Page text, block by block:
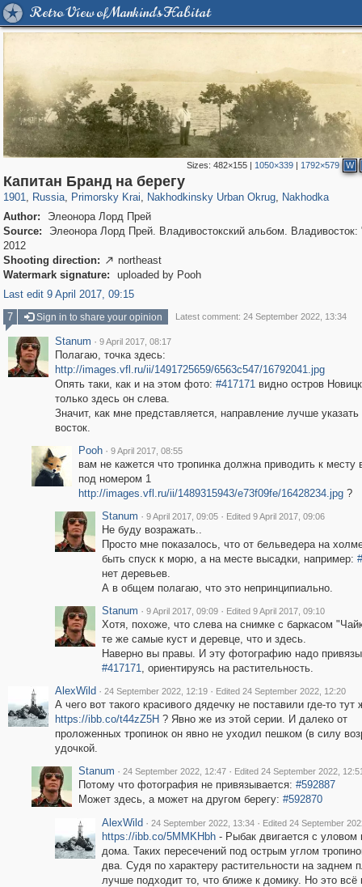
Retro View of Mankind's Habitat
Sizes:482×155 | 1050×339 | 1792×579 W
Капитан Бранд на берегу
1901, Russia
1,406,784 29,243
, Primorsky Krai
31,448 138
, Nakhodkinsky Urban Okrug
3,731
, Nakhodka
Author:
Элеонора Лорд Прей
Source:
Элеонора Лорд Прей. Владивостокский альбом.
2012
Shooting direction:  northeast
Watermark signature:
uploaded by Pooh
Last edit 9 April 2017, 09:15
7
Sign in to share your opinion Latest comment: 24 September 2022, 13:34
Stanum · 9 April 2017, 08:17
Полагаю, точка здесь:
http://images.vfl.ru/ii/1491725659/6563c547/16792041.jpg
Опять таки, как и на этом фото: #417171видно остров
только здесь он слева.
Значит, как мне представляется, направление лучше указать
восток.
Pooh · 9 April 2017, 08:55
вам не кажется что тропинка должна приводить к месту
под номером 1
http://images.vfl.ru/ii/1489315943/e73f09fe/16428234.jpg?
Stanum · 9 April 2017, 09:05 · Edited 9 April 2017, 09:06
Не буду возражать..
Просто мне показалось, что от бельведера на
быть спуск к морю, а на месте высадки, например:
нет деревьев.
А в общем полагаю, что это непринципиально.
Stanum · 9 April 2017, 09:09 · Edited 9 April 2017, 09:10
Хотя, похоже, что слева на снимке с баркасом
те же самые куст и деревце, что и здесь.
Наверно вы правы. И эту фотографию надо
#417171, ориентируясь на растительность.
AlexWild · 24 September 2022, 12:19 · Edited 24 September 2022, 12:20
А чего вот такого красивого дядечку не поставили где-то тут
https://ibb.co/t44zZ5H ? Явно же из этой серии. И далеко от
проложенных тропинок он явно не уходил пешком (в силу
удочкой.
Stanum · 24 September 2022, 12:47 · Edited 24 September 2022,
Потому что фотография не привязывается: #592887
Может здесь, а может на другом берегу: #592870
AlexWild · 24 September 2022, 13:34 · Edited 24 September
https://ibb.co/5MMKHbh- Рыбак двигается с уловом
дома. Таких пересечений под острым углом
два. Судя по характеру растительности на заднем
лучше подходит то, что ближе к домику. Но это всё